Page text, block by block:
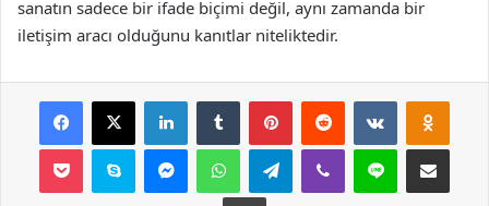
sanatın sadece bir ifade biçimi değil, aynı zamanda bir
iletişim aracı olduğunu kanıtlar niteliktedir.
Facebook
X LinkedInTumblr PinterestReddit VKontakte
Pocket Skype MessengerWhatsAppTelegramViber Line E-Posta ile
Yazdır